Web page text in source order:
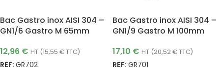
Bac Gastro inox AISI 304 –
GN1/6 Gastro M 65mm
12,96 € HT (15,55 €TTC)
REF: GR702
Bac Gastro inox AISI 304 –
GN1/9 Gastro M 100mm
17,10 € HT (20,52€TTC)
REF: GR701